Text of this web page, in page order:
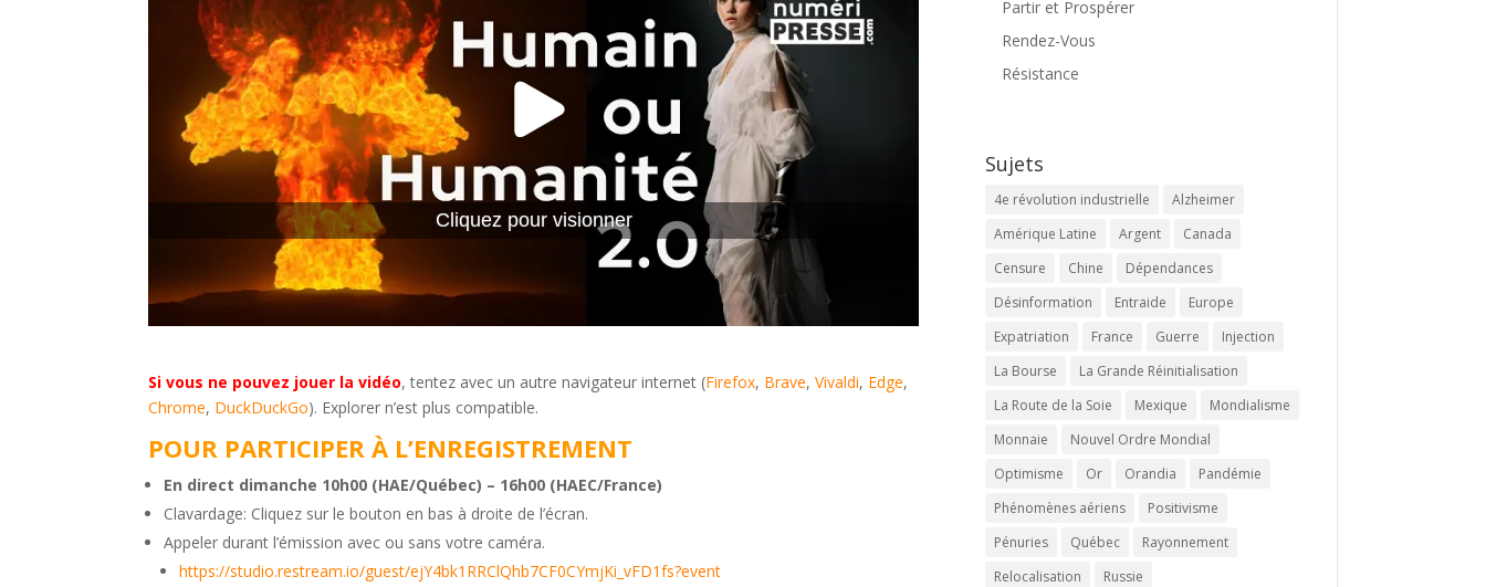
Cliquez pour visionner
Si vous ne pouvez jouer la vidéo, tentez avec un autre navigateur internet (Firefox, Brave,Vivaldi, Edge,
Chrome, DuckDuckGo). Explorer n’est plus compatible.
POUR PARTICIPER À L’ENREGISTREMENT
En direct dimanche 10h00 (HAE/Québec) – 16h00 (HAEC/France)
Clavardage: Cliquez sur le bouton en bas à droite de l’écran.
Appeler durant l’émission avec ou sans votre caméra.
https://studio.restream.io/guest/ejY4bk1RRClQhb7CF0CYmjKi_vFD1fs?event
Partir et Prospérer
Rendez-Vous
Résistance
Sujets
4e révolution industrielle
Alzheimer
Amérique Latine
Argent
Canada
Censure
Chine
Dépendances
Désinformation
Entraide
Europe
Expatriation
France Guerre
Injection
La Bourse
La Grande Réinitialisation
La Route de la Soie
Mexique
Mondialisme
Monnaie
Nouvel Ordre Mondial
Optimisme
Or Orandia
Pandémie
Phénomènes aériens
Positivisme
Pénuries
Québec
Rayonnement
Relocalisation
Russie